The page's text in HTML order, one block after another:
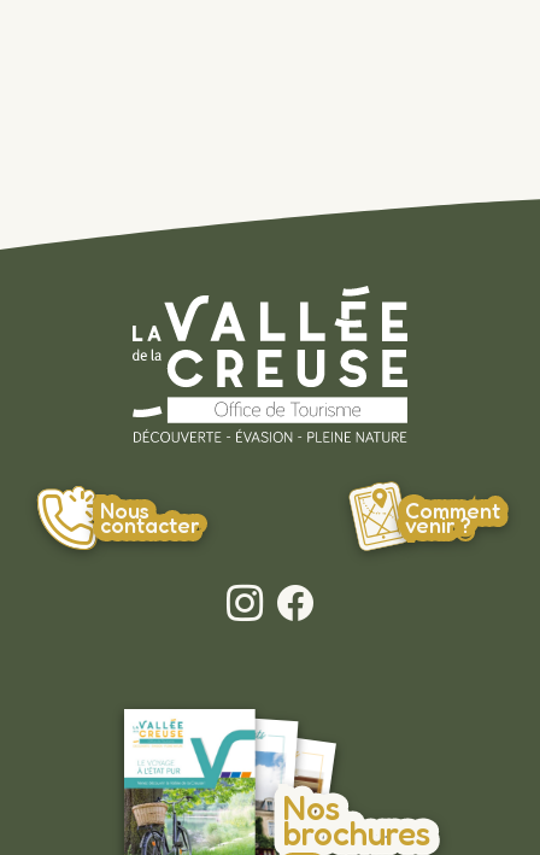
Nous
contacter
Comment
venir ?
Nos
brochures